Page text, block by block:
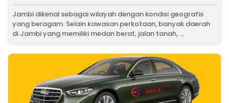
Jambi dikenal sebagai wilayah dengan kondisi geografis
yang beragam. Selain kawasan perkotaan, banyak daerah
di Jambi yang memiliki medan berat, jalan tanah, ...